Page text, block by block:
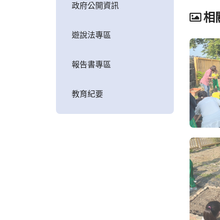
政府公開資訊
遊說法專區
報告書專區
教育紀要
相